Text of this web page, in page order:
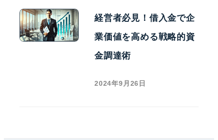
経営者必見！借入金で企
業価値を高める戦略的資
金調達術
2024年9月26日